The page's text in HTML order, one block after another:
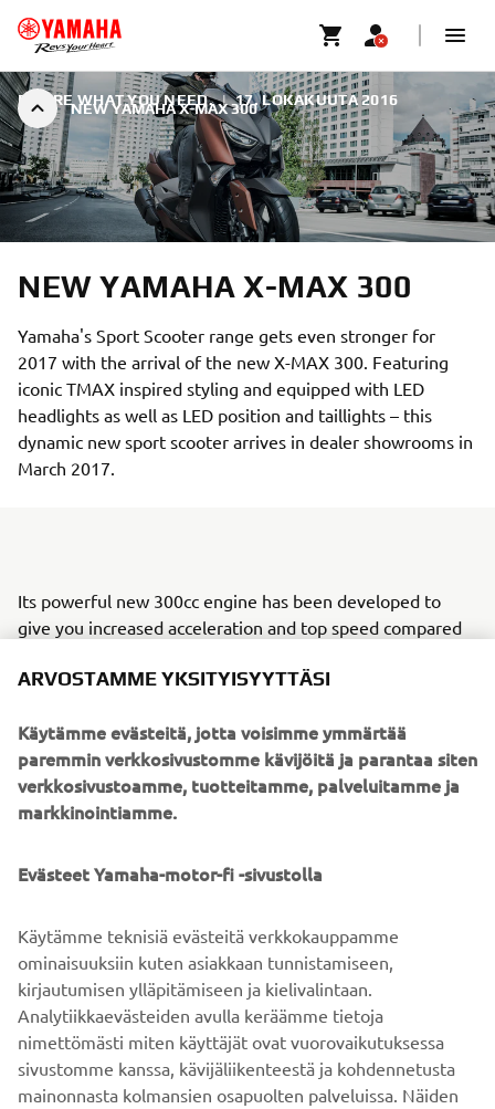
NEW YAMAHA X-MAX 300
DESIRE WHAT YOU NEED. | 17. LOKAKUUTA 2016
NEW YAMAHA X-MAX 300
Yamaha's Sport Scooter range gets even stronger for
2017 with the arrival of the new X-MAX 300. Featuring
iconic TMAX inspired styling and equipped with LED
headlights as well as LED position and taillights – this
dynamic new sport scooter arrives in dealer showrooms in
March 2017.
Its powerful new 300cc engine has been developed to
give you increased acceleration and top speed compared
Core technology helps to make this one of the most fuel
Motorcycle-style double clamp front forks and the new
chassis give class leading handling to the new X-MAX 300
model, as well as comfort to ensure weekday functionality
Equipped with a Traction Control System, huge underseat
Key keyless ignition, this premium sport scooter
reinforces Yamaha's position as the leading brand in the
sport scooter segment. Yamaha Sport Scooters – Nothing
but the MAX.
ARVOSTAMME YKSITYISYYTTÄSI
Käytämme evästeitä, jotta voisimme ymmärtää
paremmin verkkosivustomme kävijöitä ja parantaa siten
verkkosivustoamme, tuotteitamme, palveluitamme ja
markkinointiamme.
Evästeet Yamaha-motor-fi -sivustolla
Käytämme teknisiä evästeitä verkkokauppamme
ominaisuuksiin kuten asiakkaan tunnistamiseen,
kirjautumisen ylläpitämiseen ja kielivalintaan.
Analytiikkaevästeiden avulla keräämme tietoja
nimettömästi miten käyttäjät ovat vuorovaikutuksessa
sivustomme kanssa, kävijäliikenteestä ja kohdennetusta
mainonnasta kolmansien osapuolten palveluissa. Näiden